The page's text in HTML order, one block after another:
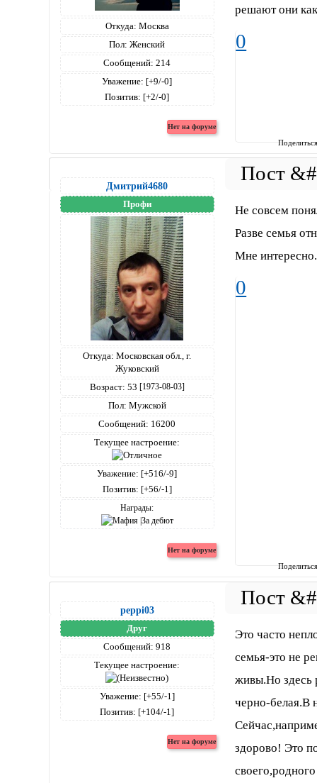
Откуда: Москва
Пол: Женский
Сообщений: 214
Уважение: [+9/-0]
Позитив: [+2/-0]
решают они
0
Дмитрий4680
Профи
Откуда: Московская обл., г.
Жуковский
Возраст: 53 [1973-08-03]
Пол: Мужской
Сообщений: 16200
Текущее настроение:
Уважение: [+516/-9]
Позитив: [+56/-1]
Награды:
Не совсем
Разве семья
Мне интересно.
0
peppi03
Друг
Сообщений: 918
Текущее настроение:
Уважение: [+55/-1]
Позитив: [+104/-1]
Это часто
семья-это не
живы.Но здесь
черно-белая.В
здорово! Это